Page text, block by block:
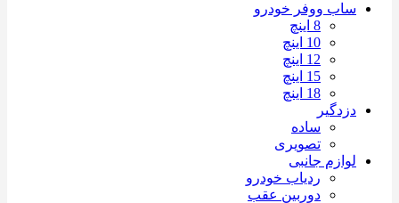
ساب ووفر خودرو
8 اینچ
10 اینچ
12 اینچ
15 اینچ
18 اینچ
دزدگیر
ساده
تصویری
لوازم جانبی
ردیاب خودرو
دوربین عقب